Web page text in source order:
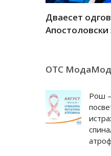
Дваесет
ОТС
Рош